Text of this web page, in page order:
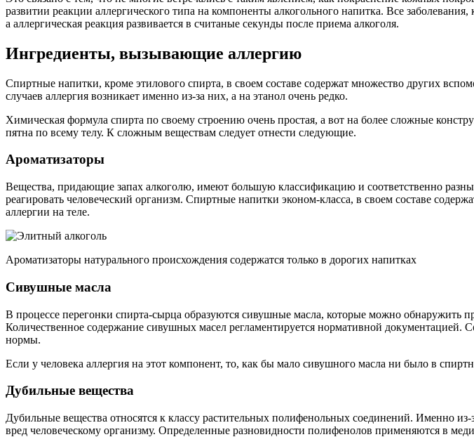
развитии реакции аллергического типа на компоненты алкогольного напитка. Все
а аллергическая реакция развивается в считаные секунды после приема алкоголя.
Ингредиенты, вызывающие аллергию
Спиртные напитки, кроме этилового спирта, в своем составе содержат множество других
случаев аллергия возникает именно из-за них, а на этанол очень редко.
Химическая формула спирта по своему строению очень простая, а вот на более сложные
пятна по всему телу. К сложным веществам следует отнести следующие.
Ароматизаторы
Вещества, придающие запах алкоголю, имеют большую классификацию и соответственно
реагировать человеческий организм. Спиртные напитки эконом-класса, в своем составе
аллергии на теле.
Ароматизаторы натурального происхождения содержатся только в дорогих напитках
Сивушные масла
В процессе перегонки спирта-сырца образуются сивушные масла, которые можно обнаружить
Количественное содержание сивушных масел регламентируется нормативной
нормы.
Если у человека аллергия на этот компонент, то, как бы мало сивушного масла ни было в
Дубильные вещества
Дубильные вещества относятся к классу растительных полифенольных соединений. Именно
вред человеческому организму. Определенные разновидности полифенолов применяются в